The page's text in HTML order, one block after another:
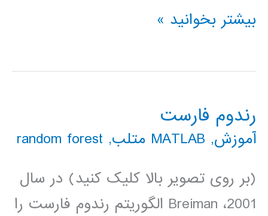
درخت
Bagging
بیشتر بخوانید »
رندوم فارست
آموزش, MATLAB متلب ,
random forest
(بر روی تصویر بالا کلیک کنید) در سال
2001، Breiman الگوریتم رندوم فارست را